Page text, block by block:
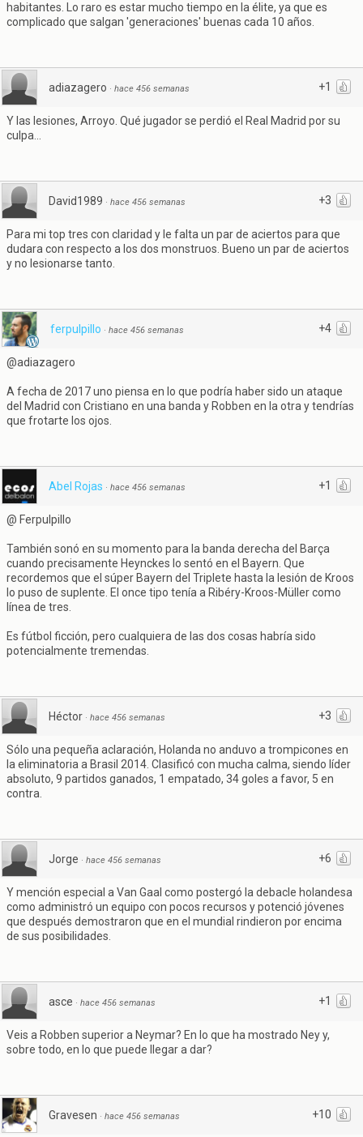
habitantes. Lo raro es estar mucho tiempo en la élite, ya que es
complicado que salgan 'generaciones' buenas cada 10 años.
+1
adiazagero · hace 456 semanas
Y las lesiones, Arroyo. Qué jugador se perdió el Real Madrid por su
culpa...
+3
David1989 · hace 456 semanas
Para mi top tres con claridad y le falta un par de aciertos para que
dudara con respecto a los dos monstruos. Bueno un par de aciertos
y no lesionarse tanto.
+4
ferpulpillo · hace 456 semanas
@adiazagero
A fecha de 2017 uno piensa en lo que podría haber sido un ataque
del Madrid con Cristiano en una banda y Robben en la otra y tendrías
que frotarte los ojos.
+1
Abel Rojas · hace 456 semanas
@ Ferpulpillo
También sonó en su momento para la banda derecha del Barça
cuando precisamente Heynckes lo sentó en el Bayern. Que
recordemos que el súper Bayern del Triplete hasta la lesión de Kroos
lo puso de suplente. El once tipo tenía a Ribéry-Kroos-Müller como
línea de tres.
Es fútbol ficción, pero cualquiera de las dos cosas habría sido
potencialmente tremendas.
+3
Héctor · hace 456 semanas
Sólo una pequeña aclaración, Holanda no anduvo a trompicones en
la eliminatoria a Brasil 2014. Clasificó con mucha calma, siendo líder
absoluto, 9 partidos ganados, 1 empatado, 34 goles a favor, 5 en
contra.
+6
Jorge · hace 456 semanas
Y mención especial a Van Gaal como postergó la debacle holandesa
como administró un equipo con pocos recursos y potenció jóvenes
que después demostraron que en el mundial rindieron por encima
de sus posibilidades.
+1
asce · hace 456 semanas
Veis a Robben superior a Neymar? En lo que ha mostrado Ney y,
sobre todo, en lo que puede llegar a dar?
+10
Gravesen · hace 456 semanas